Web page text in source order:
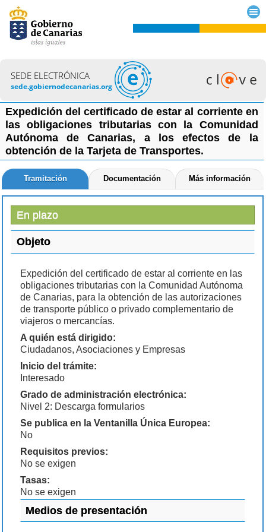
SEDE ELECTRÓNICA
sede.gobiernodecanarias.org
Expedición del certificado de estar al corriente en
las obligaciones tributarias con la Comunidad
Autónoma de Canarias, a los efectos de la
obtención de la Tarjeta de Transportes.
Tramitación Documentación Más información
En plazo
Objeto
Expedición del certificado de estar al corriente en las
obligaciones tributarias con la Comunidad Autónoma
de Canarias, para la obtención de las autorizaciones
de transporte público o privado complementario de
viajeros o mercancías.
A quién está dirigido:
Ciudadanos, Asociaciones y Empresas
Inicio del trámite:
Interesado
Grado de administración electrónica:
Nivel 2: Descarga formularios
Se publica en la Ventanilla Única Europea:
No
Requisitos previos:
No se exigen
Tasas:
No se exigen
Medios de presentación